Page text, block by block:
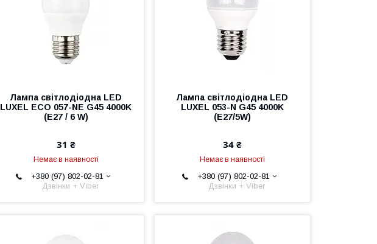
Лампа світлодіодна LED
LUXEL ECO 057-NE G45 4000K
(E27 / 6 W)
31 ₴
Немає в наявності
+380 (97) 802-02-81
Дзвінки + Viber
Лампа світлодіодна LED
LUXEL 053-N G45 4000K
(E27/5W)
34 ₴
Немає в наявності
+380 (97) 802-02-81
Дзвінки + Viber